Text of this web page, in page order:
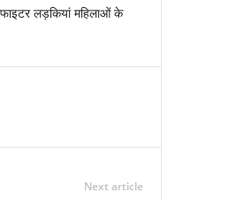
लड़कियां महिलाओं के
Next article